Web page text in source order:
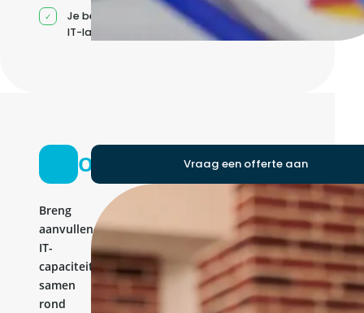
Je beheert jouw eigen
IT-landschap
Ontwikkelteam
Breng
aanvullende
IT-
capaciteit
samen
rond
Vraag een offerte aan